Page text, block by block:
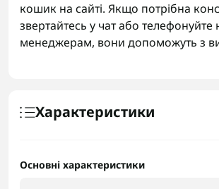
кошик на сайті. Якщо потрібна
звертайтесь у чат або
менеджерам, вони допоможуть з
Характеристики
Основні характеристики